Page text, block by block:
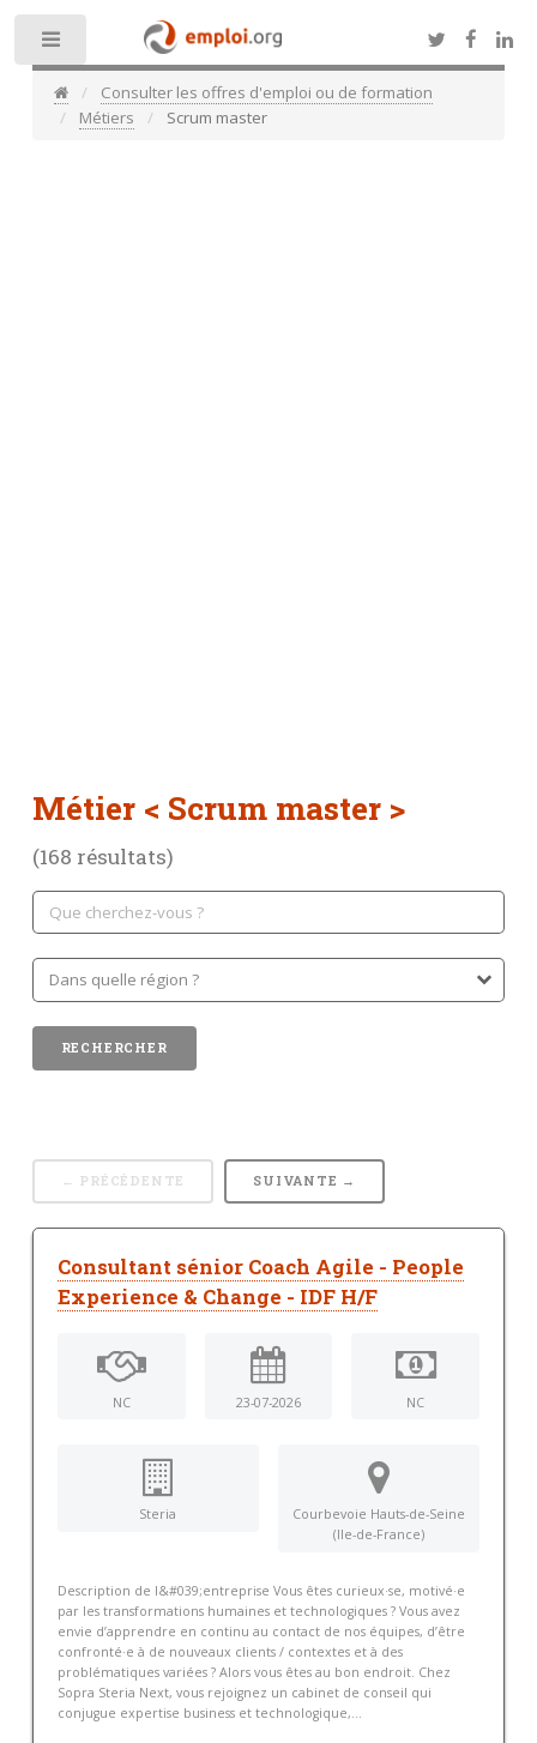
Consulter les offres d'emploi ou de formation
Métiers
Scrum master
Métier < Scrum master >
(168 résultats)
← PRÉCÉDENTE SUIVANTE →
Consultant sénior Coach Agile - People
Experience & Change - IDF H/F
NC 23-07-2026 NC
Steria
Courbevoie Hauts-de-Seine
(Ile-de-France)
Description de l&#039;entreprise Vous êtes curieux·se, motivé·e
par les transformations humaines et technologiques ? Vous avez
envie d’apprendre en continu au contact de nos équipes, d’être
confronté·e à de nouveaux clients / contextes et à des
problématiques variées ? Alors vous êtes au bon endroit. Chez
Sopra Steria Next, vous rejoignez un cabinet de conseil qui
conjugue expertise business et technologique,...
Toggle